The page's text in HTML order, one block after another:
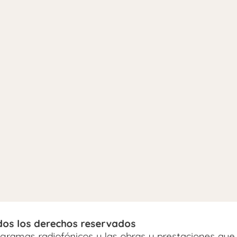
los derechos reservados